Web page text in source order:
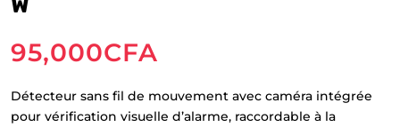
95,000CFA
Détecteur sans fil de mouvement avec caméra intégrée
pour vérification visuelle d’alarme, raccordable à la